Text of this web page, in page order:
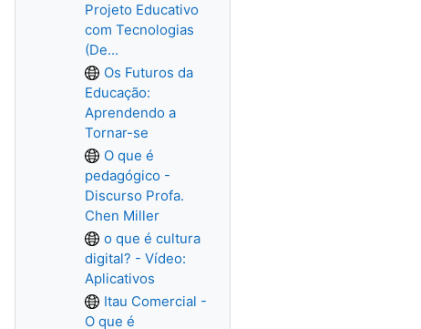
Projeto Educativo
com Tecnologias
(De...
Os Futuros da
Educação:
Aprendendo a
Tornar-se
O que é
pedagógico -
Discurso Profa.
Chen Miller
o que é cultura
digital? - Vídeo:
Aplicativos
Itau Comercial -
O que é